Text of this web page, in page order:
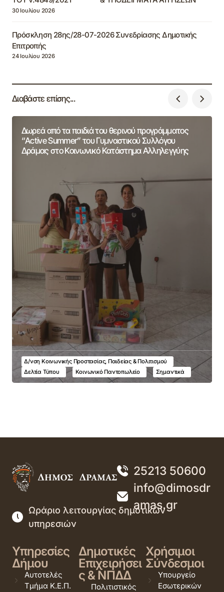
30 Ιουλίου 2026
Πρόσκληση 28ης/28-07-2026 Συνεδρίασης Δημοτικής
Επιτροπής
24 Ιουλίου 2026
Διαβάστε επίσης...
Δωρεά από τα παιδιά του θερινού προγράμματος
“Active Summer” του Γυμναστικού Συλλόγου
Δράμας στο Κοινωνικό Κατάστημα Αλληλεγγύης
Δ/νση Κοινωνικής Προστασίας, Παιδείας & Πολιτισμού
Δελτία Τύπου
Κοινωνικό Παντοπωλείο Σημαντικά
25213 50600
info@dimosdr
amas.gr
Ωράριο λειτουργίας δημοτικών
υπηρεσιών
Υπηρεσίες
Δήμου
Αυτοτελές
Τμήμα Κ.Ε.Π.
Δημοτικές
Επιχειρήσει
ς & ΝΠΔΔ
Πολιτιστικός
Χρήσιμοι
Σύνδεσμοι
Υπουργείο
Εσωτερικών